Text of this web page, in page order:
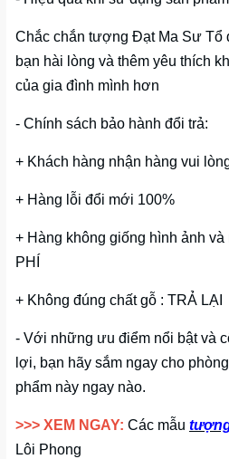
Chắc chắn tượng Đạt Ma Sư Tổ
bạn hài lòng và thêm yêu thích
của gia đình mình hơn
- Chính sách bảo hành đổi trả:
+ Khách hàng nhận hàng vui
+ Hàng lỗi đổi mới 100%
+ Hàng không giống hình ảnh và
PHÍ
+ Không đúng chất gỗ : TRẢ LẠI
- Với những ưu điểm nổi bật và
lợi, bạn hãy sắm ngay cho
phẩm này ngay nào.
>>> XEM NGAY: Các mẫu
Lôi Phong